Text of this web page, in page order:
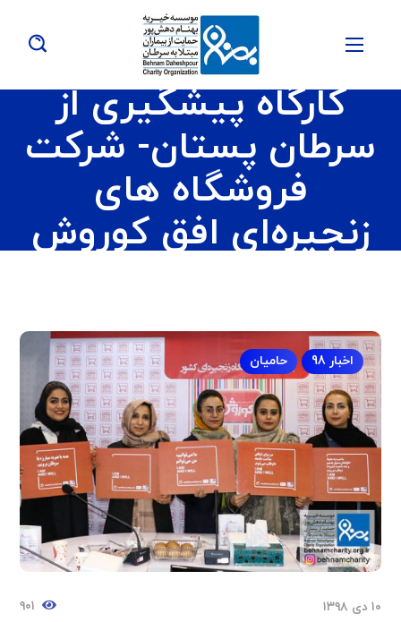
کارگاه پیشگیری از
سرطان پستان- شرکت
فروشگاه های
زنجیره‌ای افق کوروش
اخبار 98 حامیان
۱۰ دی ۱۳۹۸ ۹۰۱